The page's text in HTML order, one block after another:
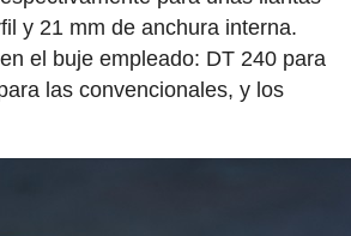
y 21 mm de anchura interna.
el buje empleado: DT 240 para
las convencionales, y los